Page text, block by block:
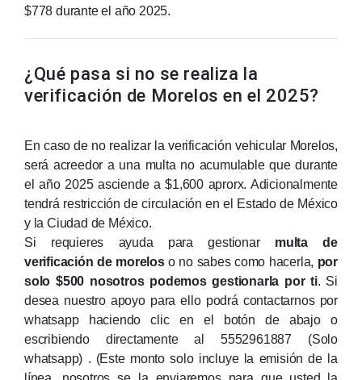
$778 durante el año 2025.
¿Qué pasa si no se realiza la
verificación de Morelos en el 2025?
En caso de no realizar la verificación vehicular Morelos,
será acreedor a una multa no acumulable que durante
el año 2025 asciende a $1,600 aprorx. Adicionalmente
tendrá restricción de circulación en el Estado de México
y la Ciudad de México.
Si requieres ayuda para gestionar multa de
verificación de moreloso no sabes como hacerla, por
solo $500 nosotros podemos gestionarla por ti. Si
desea nuestro apoyo para ello podrá contactarnos por
whatsapp haciendo clic en el botón de abajo o
escribiendo directamente al 5552961887 (Solo
whatsapp) . (Este monto solo incluye la emisión de la